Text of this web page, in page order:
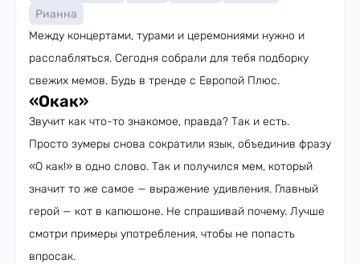
Рианна
Между концертами, турами и церемониями нужно и
расслабляться. Сегодня собрали для тебя подборку
свежих мемов. Будь в тренде с Европой Плюс.
«Окак»
Звучит как что-то знакомое, правда? Так и есть.
Просто зумеры снова сократили язык, объединив фразу
«О как!» в одно слово. Так и получился мем, который
значит то же самое — выражение удивления. Главный
герой — кот в капюшоне. Не спрашивай почему. Лучше
смотри примеры употребления, чтобы не попасть
впросак.